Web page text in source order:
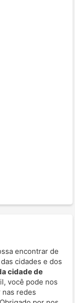
encontrar de
cidades e dos
cidade de
você pode nos
redes